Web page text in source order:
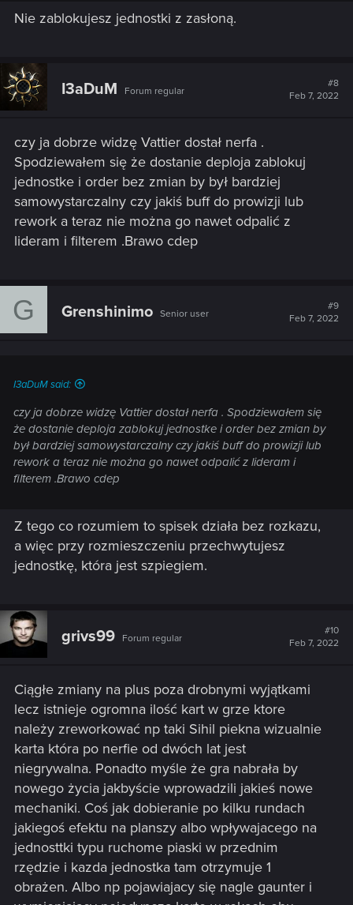
Nie zablokujesz jednostki z zasłoną.
I3aDuM Forum regular
#8
Feb 7, 2022
czy ja dobrze widzę Vattier dostał nerfa .
Spodziewałem się że dostanie deploja zablokuj
jednostke i order bez zmian by był bardziej
samowystarczalny czy jakiś buff do prowizji lub
rework a teraz nie można go nawet odpalić z
lideram i filterem .Brawo cdep
G Grenshinimo Senior user
#9
Feb 7, 2022
I3aDuM said:
czy ja dobrze widzę Vattier dostał nerfa . Spodziewałem się
że dostanie deploja zablokuj jednostke i order bez zmian by
był bardziej samowystarczalny czy jakiś buff do prowizji lub
rework a teraz nie można go nawet odpalić z lideram i
filterem .Brawo cdep
Z tego co rozumiem to spisek działa bez rozkazu,
a więc przy rozmieszczeniu przechwytujesz
jednostkę, która jest szpiegiem.
grivs99 Forum regular
#10
Feb 7, 2022
Ciągłe zmiany na plus poza drobnymi wyjątkami
lecz istnieje ogromna ilość kart w grze ktore
należy zreworkować np taki Sihil piekna wizualnie
karta która po nerfie od dwóch lat jest
niegrywalna. Ponadto myśle że gra nabrała by
nowego życia jakbyście wprowadzili jakieś nowe
mechaniki. Coś jak dobieranie po kilku rundach
jakiegoś efektu na planszy albo wpływajacego na
jednosttki typu ruchome piaski w przednim
rzędzie i kazda jednostka tam otrzymuje 1
obrażen. Albo np pojawiajacy się nagle gaunter i